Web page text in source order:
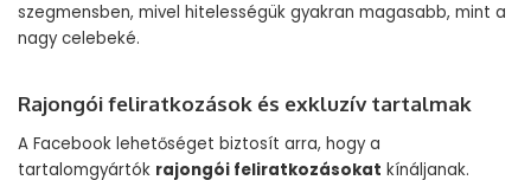
szegmensben, mivel hitelességük gyakran magasabb, mint a
nagy celebeké.
Rajongói feliratkozások és exkluzív tartalmak
A Facebook lehetőséget biztosít arra, hogy a
tartalomgyártók rajongói feliratkozásokat kínáljanak.